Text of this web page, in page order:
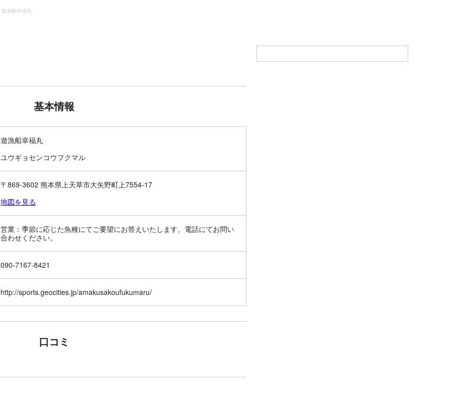
遊漁船幸福丸
基本情報
遊漁船幸福丸
ユウギョセンコウフクマル
〒869-3602 熊本県上天草市大矢野町上7554-17
地図を見る
営業：季節に応じた魚種にてご要望にお答えいたします。電話にてお問い
090-7167-8421
http://sports.geocities.jp/amakusakoufukumaru/
口コミ